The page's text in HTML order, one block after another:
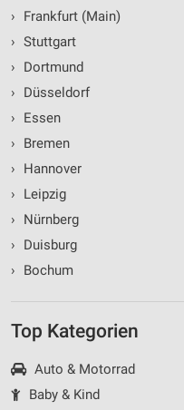
›
Frankfurt (Main)
› Stuttgart
›
Dortmund
›
Düsseldorf
›
Essen
›
Bremen
›
Hannover
›
Leipzig
›
Nürnberg
›
Duisburg
›
Bochum
Top Kategorien
Auto & Motorrad
Baby & Kind